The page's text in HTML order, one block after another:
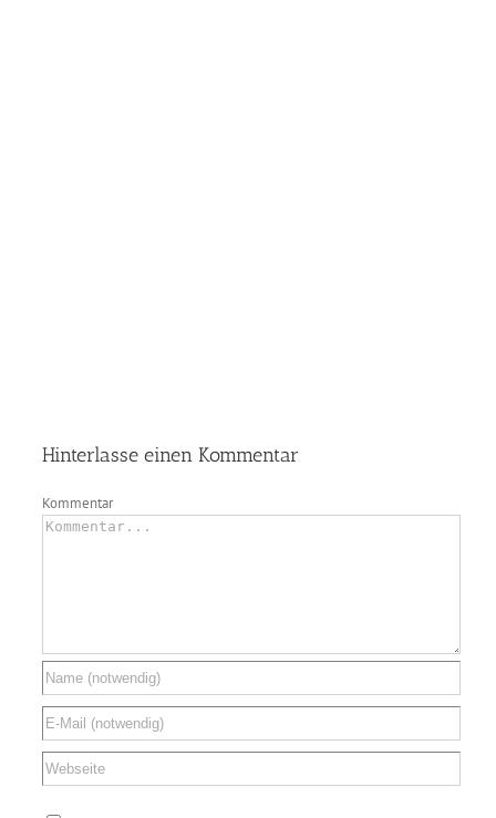
Hinterlasse einen Kommentar
Kommentar